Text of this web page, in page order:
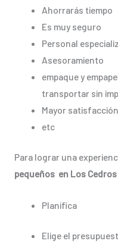
Ahorrarás tiempo
Es muy seguro
Personal
Asesoramiento
empaque y
transportar sin
Mayor
etc
Para lograr una
pequeños en Los Cedros
Planifica
Elige el